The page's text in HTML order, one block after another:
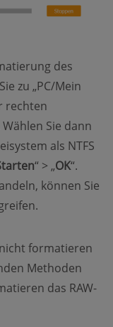
des
zu „PC/Mein
rechten
Sie dann
als NTFS
“ > „OK“.
können Sie
formatieren
Methoden
das RAW-